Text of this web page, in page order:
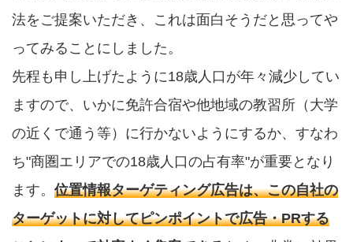
法をご提案いただき、これは面白そうだと思ってや
ってみることにしました。
先程も申し上げたように18歳人口が年々減少してい
ますので、いかに免許合宿や他地域の教習所（大学
の近くで通う等）に行かないようにするか、すなわ
ち"商圏エリアでの18歳人口の占有率"が重要となり
ます。 位置情報ターゲティング広告は、この自社の
ターゲットに対してピンポイントで広告・PRする